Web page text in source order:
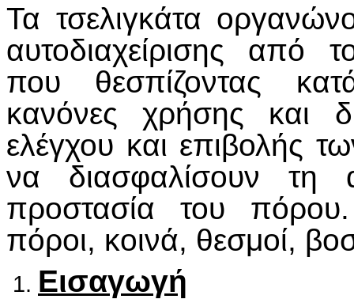
Τα τσελιγκάτα
αυτοδιαχείρισης από
που θεσπίζοντας
κανόνες χρήσης και
ελέγχου και επιβολής
να διασφαλίσουν τη
προστασία του πόρου.
πόροι, κοινά, θεσμοί,
Εισαγωγή